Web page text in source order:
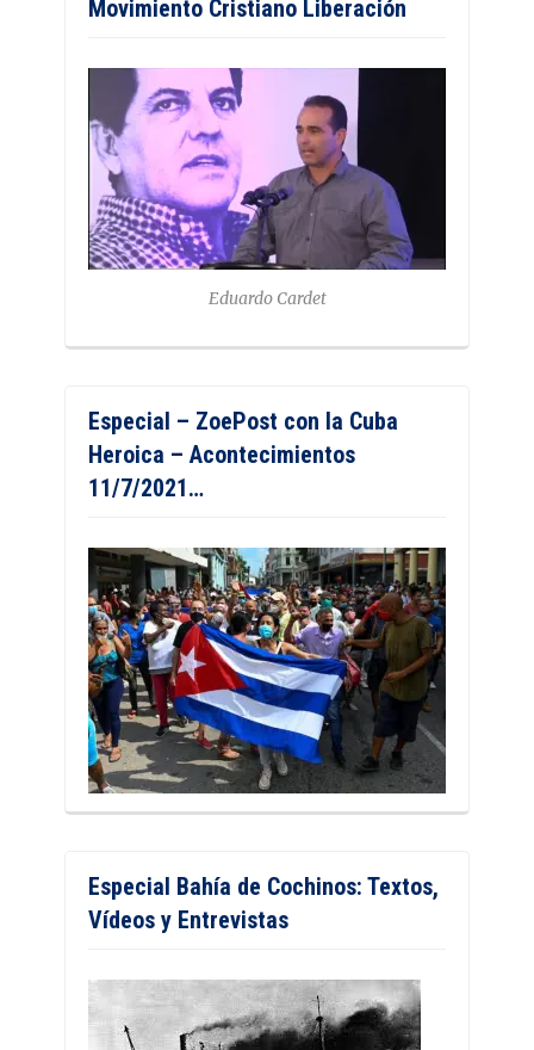
Movimiento Cristiano Liberación
Eduardo Cardet
Especial – ZoePost con la Cuba
Heroica – Acontecimientos
11/7/2021…
Especial Bahía de Cochinos: Textos,
Vídeos y Entrevistas